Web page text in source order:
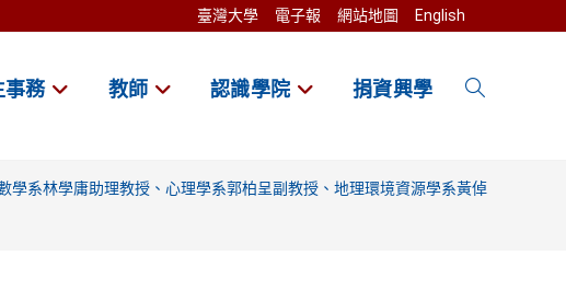
臺灣大學 電子報 網站地圖 English
事務 教師 認識學院 捐資興學 Toggle
學系林學庸助理教授、心理學系郭柏呈副教授、地理環境資源學系黃倬英教授、